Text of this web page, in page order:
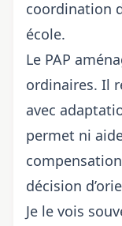
coordination
école.
Le PAP
ordinaires. Il
avec
permet ni
décision
Je le vois